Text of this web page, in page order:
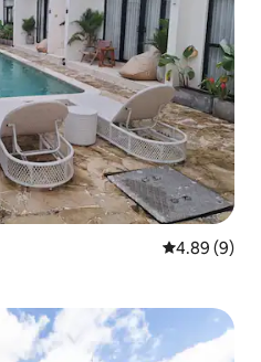
レビュー9件
4.89 (9)